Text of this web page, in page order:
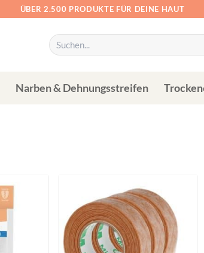
ÜBER 2.500 PRODUKTE FÜR DEINE HAUT
Suchen
nach:
Narben & Dehnungsstreifen